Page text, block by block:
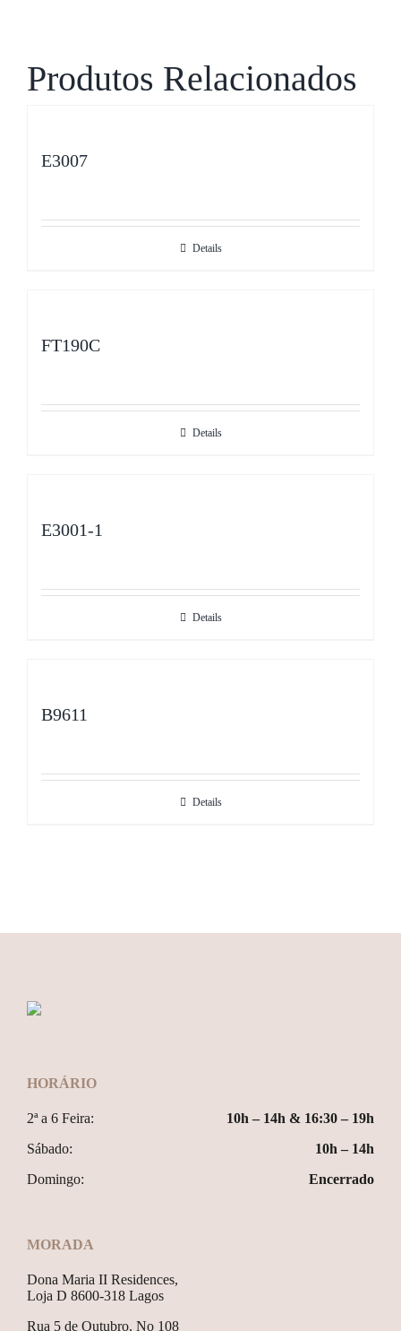
Produtos Relacionados
E3007
Details
FT190C
Details
E3001-1
Details
B9611
Details
HORÁRIO
2ª a 6 Feira:
10h – 14h & 16:30 – 19h
Sábado:
10h – 14h
Domingo:
Encerrado
MORADA
Dona Maria II Residences,
Loja D 8600-318 Lagos
Rua 5 de Outubro, No 108